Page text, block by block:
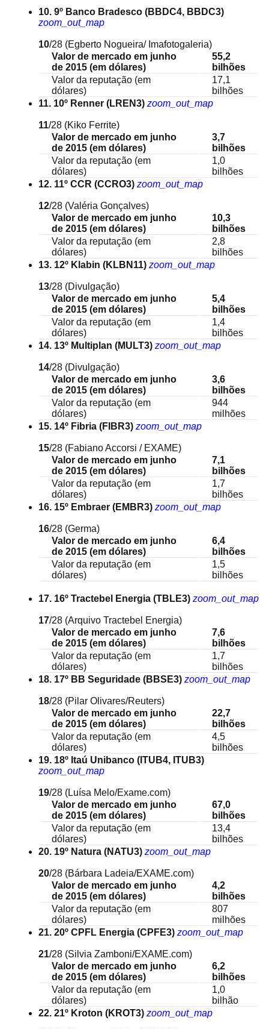
10. 9º Banco Bradesco (BBDC4, BBDC3)
zoom_out_map
10/28 (Egberto Nogueira/ Imafotogaleria)
Valor de mercado em junho
de 2015 (em dólares)
55,2
bilhões
Valor da reputação (em
dólares)
17,1
bilhões
11. 10º Renner (LREN3) zoom_out_map
11/28 (Kiko Ferrite)
Valor de mercado em junho
de 2015 (em dólares)
3,7
bilhões
Valor da reputação (em
dólares)
1,0
bilhões
12. 11º CCR (CCRO3) zoom_out_map
12/28 (Valéria Gonçalves)
Valor de mercado em junho
de 2015 (em dólares)
10,3
bilhões
Valor da reputação (em
dólares)
2,8
bilhões
13. 12º Klabin (KLBN11) zoom_out_map
13/28 (Divulgação)
Valor de mercado em junho
de 2015 (em dólares)
5,4
bilhões
Valor da reputação (em
dólares)
1,4
bilhões
14. 13º Multiplan (MULT3) zoom_out_map
14/28 (Divulgação)
Valor de mercado em junho
de 2015 (em dólares)
3,6
bilhões
Valor da reputação (em
dólares)
944
milhões
15. 14º Fibria (FIBR3) zoom_out_map
15/28 (Fabiano Accorsi / EXAME)
Valor de mercado em junho
de 2015 (em dólares)
7,1
bilhões
Valor da reputação (em
dólares)
1,7
bilhões
16. 15º Embraer (EMBR3) zoom_out_map
16/28 (Germa)
Valor de mercado em junho
de 2015 (em dólares)
6,4
bilhões
Valor da reputação (em
dólares)
1,5
bilhões
17. 16º Tractebel Energia (TBLE3) zoom_out_map
17/28 (Arquivo Tractebel Energia)
Valor de mercado em junho
de 2015 (em dólares)
7,6
bilhões
Valor da reputação (em
dólares)
1,7
bilhões
18. 17º BB Seguridade (BBSE3) zoom_out_map
18/28 (Pilar Olivares/Reuters)
Valor de mercado em junho
de 2015 (em dólares)
22,7
bilhões
Valor da reputação (em
dólares)
4,5
bilhões
19. 18º Itaú Unibanco (ITUB4, ITUB3)
zoom_out_map
19/28 (Luísa Melo/Exame.com)
Valor de mercado em junho
de 2015 (em dólares)
67,0
bilhões
Valor da reputação (em
dólares)
13,4
bilhões
20. 19º Natura (NATU3) zoom_out_map
20/28 (Bárbara Ladeia/EXAME.com)
Valor de mercado em junho
de 2015 (em dólares)
4,2
bilhões
Valor da reputação (em
dólares)
807
milhões
21. 20º CPFL Energia (CPFE3) zoom_out_map
21/28 (Silvia Zamboni/EXAME.com)
Valor de mercado em junho
de 2015 (em dólares)
6,2
bilhões
Valor da reputação (em
dólares)
1,0
bilhão
22. 21º Kroton (KROT3) zoom_out_map